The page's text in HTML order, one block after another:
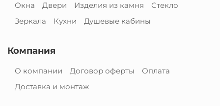
Окна Двери Изделия из камня
Стекло
Зеркала
Кухни Душевые кабины
Компания
О компании Договор оферты
Оплата
Доставка и монтаж